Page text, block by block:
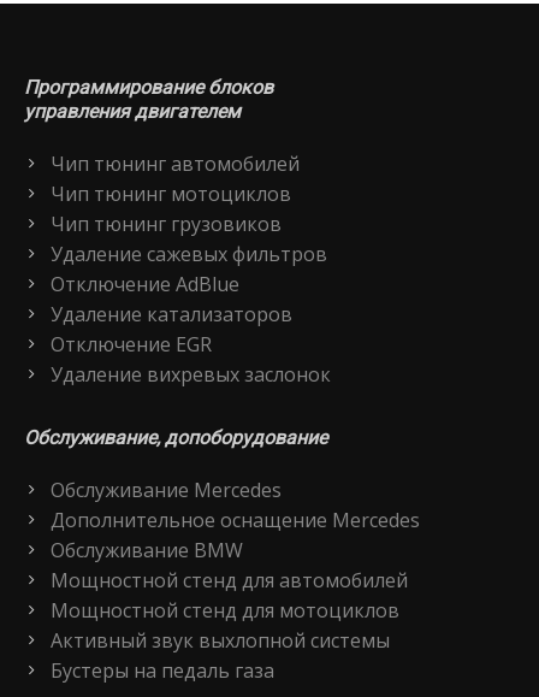
Программирование блоков
управления двигателем
Чип тюнинг автомобилей
Чип тюнинг мотоциклов
Чип тюнинг грузовиков
Удаление сажевых фильтров
Отключение AdBlue
Удаление катализаторов
Отключение EGR
Удаление вихревых заслонок
Обслуживание, допоборудование
Обслуживание Mercedes
Дополнительное оснащение Mercedes
Обслуживание BMW
Мощностной стенд для автомобилей
Мощностной стенд для мотоциклов
Активный звук выхлопной системы
Бустеры на педаль газа